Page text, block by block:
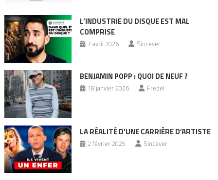
L’INDUSTRIE DU DISQUE EST MAL
COMPRISE
7 avril 2026 Sincever
BENJAMIN POPP : QUOI DE NEUF ?
18 janvier 2026 Fredel
LA RÉALITÉ D’UNE CARRIÈRE D’ARTISTE
2 février 2025 Sincever